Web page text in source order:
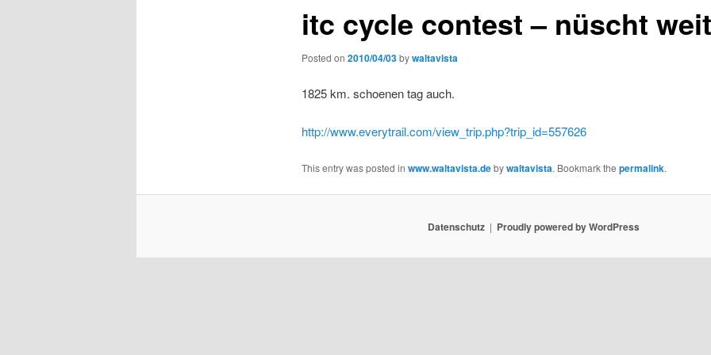
itc cycle contest – nüscht
Posted on 2010/04/03bywaltavista
1825 km. schoenen tag auch.
http://www.everytrail.com/view_trip.php?trip_id=557626
This entry was posted in www.waltavista.debywaltavista. Bookmark the permalink.
Datenschutz Proudly powered by WordPress